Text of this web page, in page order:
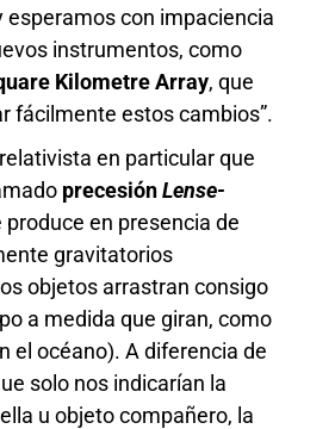
esperamos con impaciencia
instrumentos, como
Kilometre Array, que
fácilmente estos cambios”.
en particular que
precesiónLense-
produce en presencia de
gravitatorios
objetos arrastran consigo
a medida que giran, como
el océano). A diferencia de
solo nos indicarían la
u objeto compañero, la